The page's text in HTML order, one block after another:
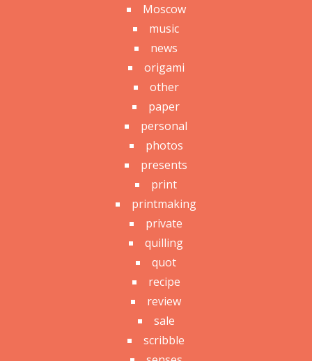
Moscow
music
news
origami
other
paper
personal
photos
presents
print
printmaking
private
quilling
quot
recipe
review
sale
scribble